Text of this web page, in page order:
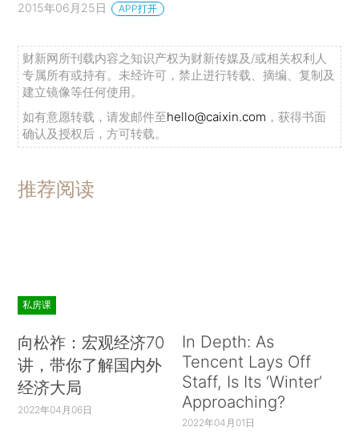
2015年06月25日 APP打开
财新网所刊载内容之知识产权为财新传媒及/或相关权利人
专属所有或持有。未经许可，禁止进行转载、摘编、复制及
建立镜像等任何使用。
如有意愿转载，请发邮件至hello@caixin.com ，获得书面
确认及授权后，方可转载。
推荐阅读
私房课
向松祚：宏观经济70
讲，带你了解国内外
经济大局
2022年04月06日
In Depth: As
Tencent Lays Off
Staff, Is Its ‘Winter’
Approaching?
2022年04月01日